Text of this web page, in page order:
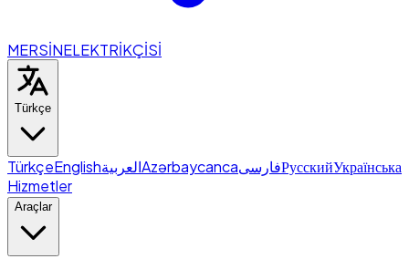
MERSİNELEKTRİKÇİSİ
Türkçe
TürkçeEnglishالعربيةAzərbaycancaفارسیРусскийУкраїнська
Hizmetler
Araçlar